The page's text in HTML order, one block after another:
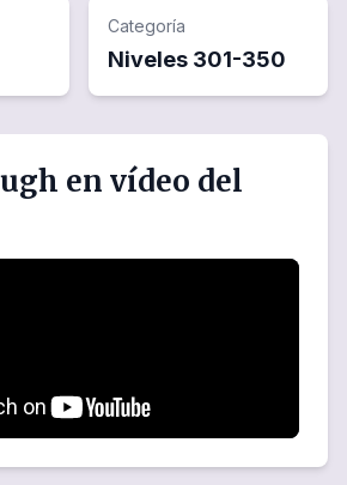
Categoría
Niveles 301-350
en vídeo del